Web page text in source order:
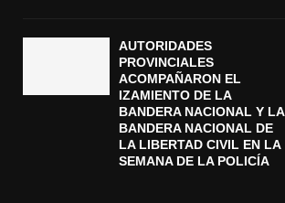
AUTORIDADES
PROVINCIALES
ACOMPAÑARON EL
IZAMIENTO DE LA
BANDERA NACIONAL Y LA
BANDERA NACIONAL DE
LA LIBERTAD CIVIL EN LA
SEMANA DE LA POLICÍA